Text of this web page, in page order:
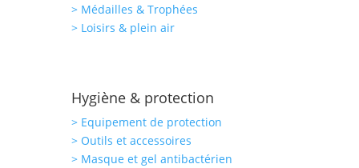
> Médailles & Trophées
> Loisirs & plein air
Hygiène & protection
> Equipement de protection
> Outils et accessoires
> Masque et gel antibactérien